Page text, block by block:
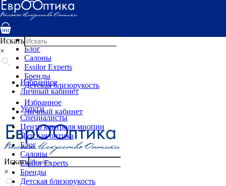
Услуги
Специалисты
Детская оптика
Блог
Салоны
Essilor Experts
Бренды
Детская близорукость
Избранное
Личный кабинет
Искать
×
Искать
×
Избранное
Личный кабинет
Услуги
Специалисты
Центр контроля миопии
Детская оптика
Блог
Салоны
Essilor Experts
Бренды
Детская близорукость